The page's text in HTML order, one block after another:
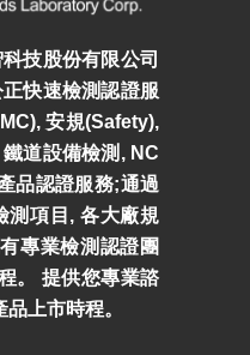
技股份有限公司
快速檢測認證服
安規(Safety),
道設備檢測, NC
品認證服務;通過
測項目, 各大廠規
專業檢測認證團
。 提供您專業諮
上市時程。